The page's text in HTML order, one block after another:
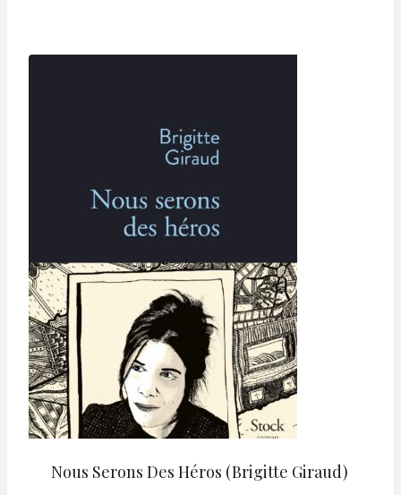
Nous Serons Des Héros (Brigitte Giraud)